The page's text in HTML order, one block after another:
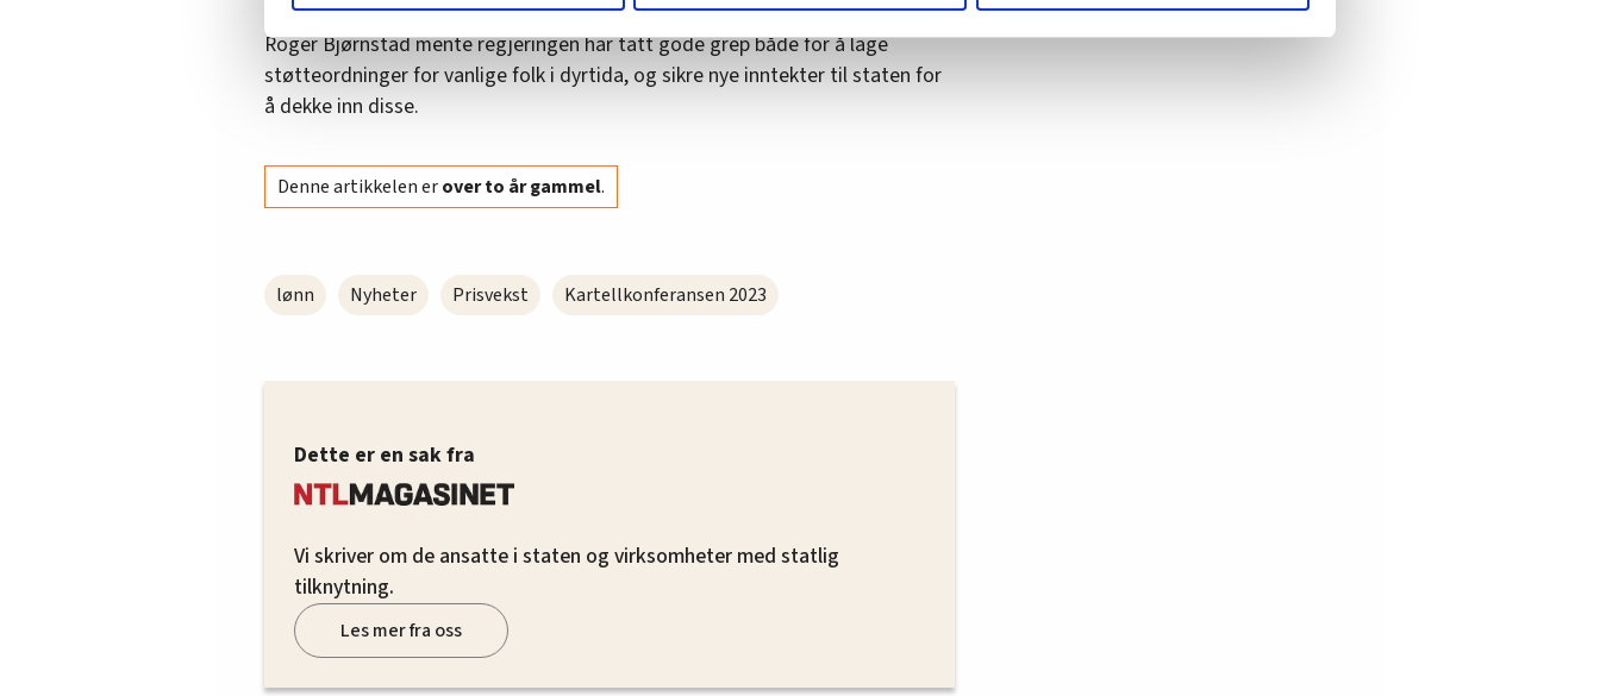
annonsering. Disse er angitt i oversikten lengre ned på denne siden.
Roger Bjørnstad mente regjeringen har tatt gode grep både for å lage
støtteordninger for vanlige folk i dyrtida, og sikre nye inntekter til staten for
å dekke inn disse.
Denne artikkelen erover to år gammel.
lønn Nyheter Prisvekst Kartellkonferansen 2023
Dette er en sak fra
Vi skriver om de ansatte i staten og virksomheter med statlig
tilknytning.
Les mer fra oss